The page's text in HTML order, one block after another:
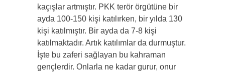
kaçışlar artmıştır. PKK terör örgütüne bir
ayda 100-150 kişi katılırken, bir yılda 130
kişi katılmıştır. Bir ayda da 7-8 kişi
katılmaktadır. Artık katılımlar da durmuştur.
İşte bu zaferi sağlayan bu kahraman
gençlerdir. Onlarla ne kadar gurur, onur